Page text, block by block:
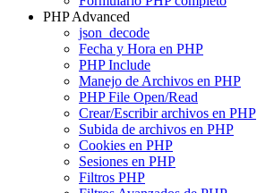
PHP Advanced
json_decode
Fecha y Hora en PHP
PHP Include
Manejo de Archivos en PHP
PHP File Open/Read
Crear/Escribir archivos en PHP
Subida de archivos en PHP
Cookies en PHP
Sesiones en PHP
Filtros PHP